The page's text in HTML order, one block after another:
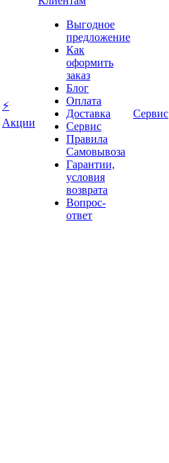
⚡
Акции
Выгодное
предложение
Как
оформить
заказ
Блог
Оплата
Доставка
Сервис
Правила
Самовывоза
Гарантии,
условия
возврата
Вопрос-
ответ
Сервис